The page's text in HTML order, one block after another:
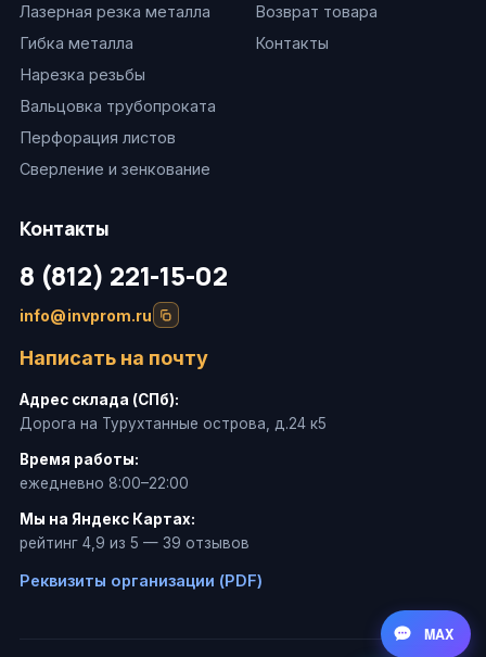
Лазерная резка металла
Гибка металла
Нарезка резьбы
Вальцовка трубопроката
Перфорация листов
Сверление и зенкование
Возврат товара
Контакты
Контакты
8 (812) 221-15-02
info@invprom.ru
Написать на почту
Адрес склада (СПб):
Дорога на Турухтанные острова, д.24 к5
Время работы:
ежедневно 8:00–22:00
Мы на Яндекс Картах:
рейтинг 4,9 из 5 — 39 отзывов
Реквизиты организации (PDF)
MAX